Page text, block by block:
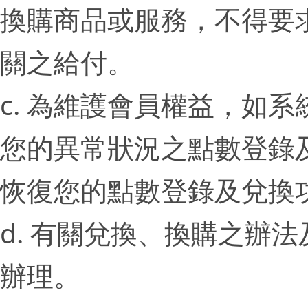
換購商品或服務，不得
關之給付。
c. 為維護會員權益，如
您的異常狀況之點數登
恢復您的點數登錄及兌換
d. 有關兌換、換購之辦
辦理。